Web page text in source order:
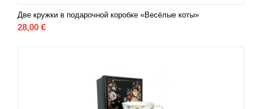
Две кружки в подарочной коробке «Весёлые коты»
28,00 €